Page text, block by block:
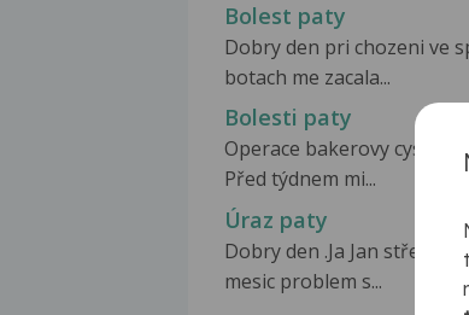
Bolest paty
Dobry den pri chozeni ve
botach me zacala...
Bolesti paty
Operace bakerovy cysty.
Před týdnem mi...
Úraz paty
Dobry den .Ja Jan
mesic problem s...